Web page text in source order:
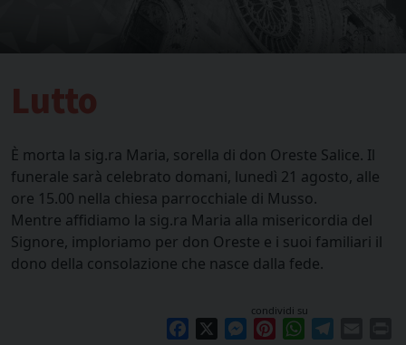
Lutto
È morta la sig.ra Maria, sorella di don Oreste Salice. Il
funerale sarà celebrato domani, lunedì 21 agosto, alle
ore 15.00 nella chiesa parrocchiale di Musso.
Mentre affidiamo la sig.ra Maria alla misericordia del
Signore, imploriamo per don Oreste e i suoi familiari il
dono della consolazione che nasce dalla fede.
condividi su
Facebook Messenger
PinterestWhatsApp